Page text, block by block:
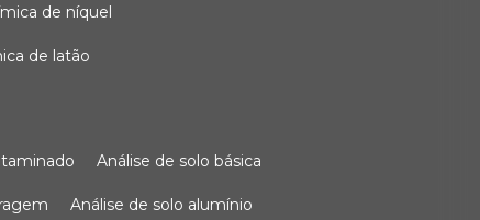
de níquel
de latão
análise de solo básica
análise de solo alumínio